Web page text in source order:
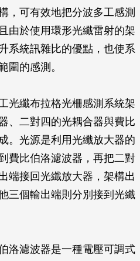
，可有效地把分波多工感測
由於使用環形光纖雷射的架
系統訊雜比的優點，也使系
圍的感測。
光纖布拉格光柵感測系統架
、二對四的光耦合器與費比
。光源是利用光纖放大器的
費比伯洛濾波器，再把二對
端接回光纖放大器，架構出
三個輸出端則分別接到光纖
洛濾波器是一種電壓可調式